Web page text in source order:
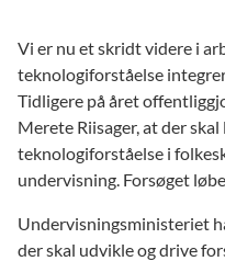
Vi er nu et skridt videre i
teknologiforståelse
Tidligere på året
Merete Riisager, at der
teknologiforståelse i
undervisning. Forsøget
Undervisningsministeriet
der skal udvikle og drive